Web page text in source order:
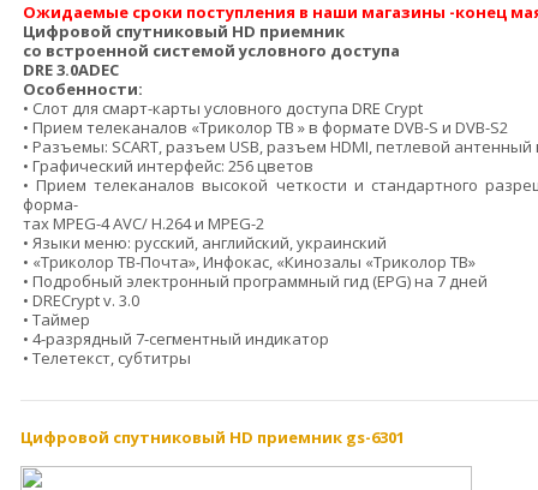
Ожидаемые сроки поступления в наши магазины -конец
Цифровой спутниковый HD приемник
со встроенной системой условного доступа
DRE 3.0ADEC
Особенности:
• Слот для смарт-карты условного доступа DRE Crypt
• Прием телеканалов «Триколор ТВ » в формате DVB-S и DVB-S2
• Разъемы: SCART, разъем USB, разъем HDMI, петлевой
• Графический интерфейс: 256 цветов
• Прием телеканалов высокой четкости и стандартного
форма-
тах MPEG-4 AVC/ H.264 и MPEG-2
• Языки меню: русский, английский, украинский
• «Триколор ТВ-Почта», Инфокас, «Кинозалы «Триколор ТВ»
• Подробный электронный программный гид (EPG) на 7 дней
• DRECrypt v. 3.0
• Таймер
• 4-разрядный 7-сегментный индикатор
• Телетекст, субтитры
Цифровой спутниковый HD приемник gs-6301